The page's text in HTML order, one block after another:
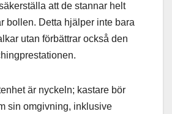
att de stannar helt
bollen. Detta hjälper inte bara
utan förbättrar också den
är nyckeln; kastare bör
sin omgivning, inklusive